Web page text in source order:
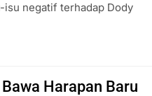
isu negatif terhadap Dody
Harapan Baru